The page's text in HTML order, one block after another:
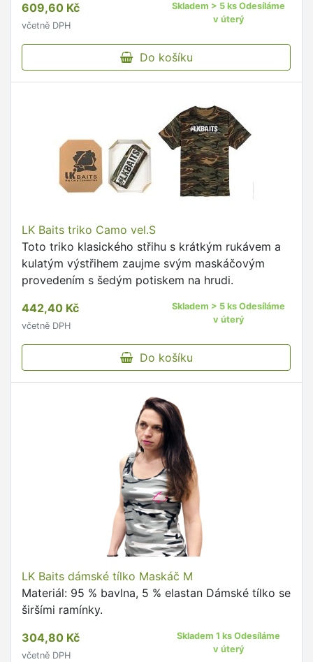
609,60 Kč
včetně DPH
Skladem > 5 ks Odesíláme
v úterý
Do košíku
LK Baits triko Camo vel.S
Toto triko klasického střihu s krátkým rukávem a
kulatým výstřihem zaujme svým maskáčovým
provedením s šedým potiskem na hrudi.
442,40 Kč
včetně DPH
Skladem > 5 ks Odesíláme
v úterý
Do košíku
LK Baits dámské tílko Maskáč M
Materiál: 95 % bavlna, 5 % elastan Dámské tílko se
širšími ramínky.
304,80 Kč
včetně DPH
Skladem 1 ks Odesíláme
v úterý